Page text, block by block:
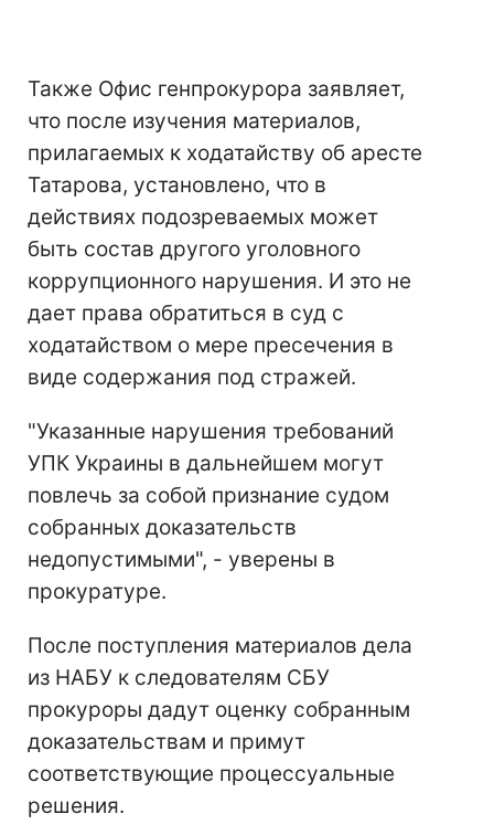
Также Офис генпрокурора заявляет,
что после изучения материалов,
прилагаемых к ходатайству об аресте
Татарова, установлено, что в
действиях подозреваемых может
быть состав другого уголовного
коррупционного нарушения. И это не
дает права обратиться в суд с
ходатайством о мере пресечения в
виде содержания под стражей.
"Указанные нарушения требований
УПК Украины в дальнейшем могут
повлечь за собой признание судом
собранных доказательств
недопустимыми", - уверены в
прокуратуре.
После поступления материалов дела
из НАБУ к следователям СБУ
прокуроры дадут оценку собранным
доказательствам и примут
соответствующие процессуальные
решения.